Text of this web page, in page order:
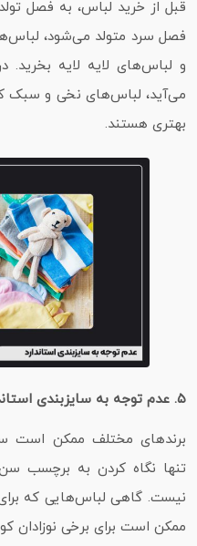
قبل از خرید لباس، به فصل
فصل سرد متولد می‌شود،
و لباس‌های لایه‌ لایه بخرید.
می‌آید، لباس‌های نخی و سبک
بهتری هستند.
۵. عدم توجه به سایزبندی استاندارد
برندهای مختلف ممکن است
نیست. گاهی لباس‌هایی که
ممکن است برای برخی نوزادان